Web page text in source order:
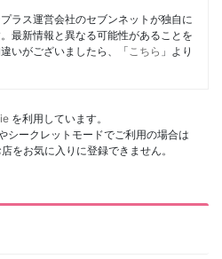
ラス運営会社のセブンネットが独自に
最新情報と異なる可能性があることを
いがございましたら、「 こちら 」より
を利用しています。
シークレットモードでご利用の場合は
をお気に入りに登録できません。